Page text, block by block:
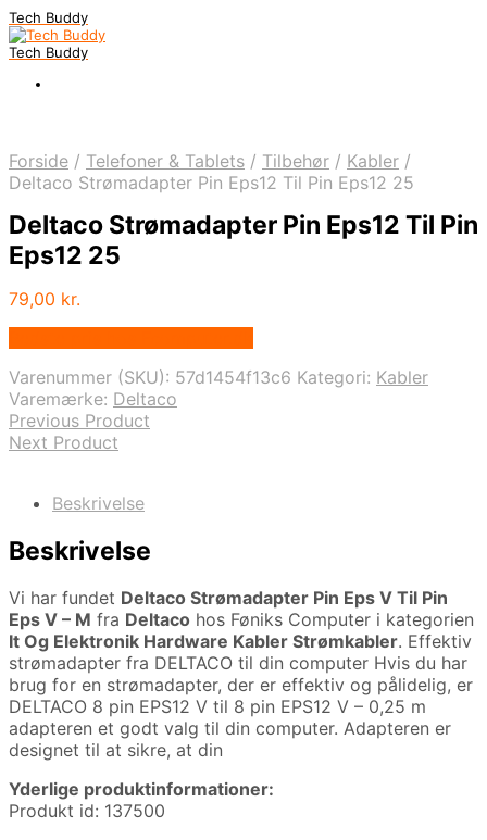
Tech Buddy
Tech Buddy
Forside / Telefoner & Tablets / Tilbehør / Kabler /
Deltaco Strømadapter Pin Eps12 Til Pin Eps12 25
Deltaco Strømadapter Pin Eps12 Til Pin
Eps12 25
79,00 kr.
Varenummer (SKU): 57d1454f13c6 Kategori: Kabler
Varemærke: Deltaco
Previous Product
Next Product
Beskrivelse
Beskrivelse
Vi har fundet Deltaco Strømadapter Pin Eps V Til Pin
Eps V – M fra Deltaco hos Føniks Computer i kategorien
It Og Elektronik Hardware Kabler Strømkabler. Effektiv
strømadapter fra DELTACO til din computer Hvis du har
brug for en strømadapter, der er effektiv og pålidelig, er
DELTACO 8 pin EPS12 V til 8 pin EPS12 V – 0,25 m
adapteren et godt valg til din computer. Adapteren er
designet til at sikre, at din
Yderlige produktinformationer:
Produkt id: 137500